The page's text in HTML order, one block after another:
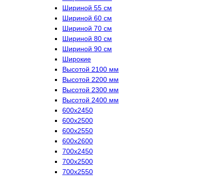
Шириной 55 см
Шириной 60 см
Шириной 70 см
Шириной 80 см
Шириной 90 см
Широкие
Высотой 2100 мм
Высотой 2200 мм
Высотой 2300 мм
Высотой 2400 мм
600х2450
600х2500
600х2550
600х2600
700х2450
700х2500
700х2550